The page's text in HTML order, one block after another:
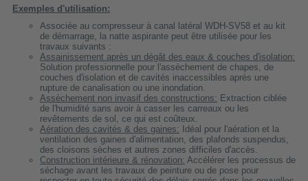
Exemples d'utilisation:
Associée au compresseur à canal latéral WDH-SV58 et au kit
de démarrage, la natte aspirante peut être utilisée pour les
travaux suivants :
Assainissement après un dégât des eaux & couches d'isolation:
Solution professionnelle pour l'assèchement de chapes, de
couches d'isolation et de cavités inaccessibles après une
rupture de canalisation ou une inondation.
Assèchement non invasif des constructions: Extraction ciblée
de l'humidité sans avoir à casser les carreaux ou les
revêtements de sol, ce qui est coûteux.
Aération des cavités & des gaines: Idéal pour l'aération et la
ventilation des gaines d'alimentation, des plafonds suspendus,
des cloisons sèches et autres zones difficiles d'accès.
Construction intérieure & rénovation: Accélérer les processus de
séchage avant les travaux de peinture ou de pose pour